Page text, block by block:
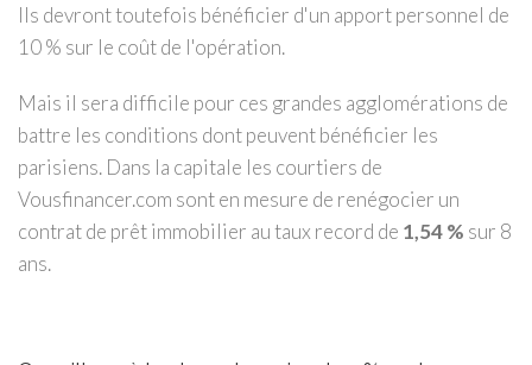
Ils devront toutefois bénéficier d'un apport personnel de
10 % sur le coût de l'opération.
Mais il sera difficile pour ces grandes agglomérations de
battre les conditions dont peuvent bénéficier les
parisiens. Dans la capitale les courtiers de
Vousfinancer.com sont en mesure de renégocier un
contrat de prêt immobilier au taux record de 1,54 % sur 8
ans.